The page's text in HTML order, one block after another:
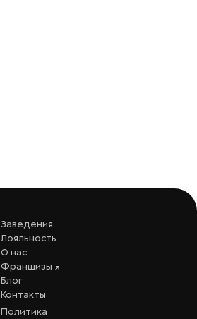
Заведения
Лояльность
О нас
Франшизы
Блог
Контакты
Политика